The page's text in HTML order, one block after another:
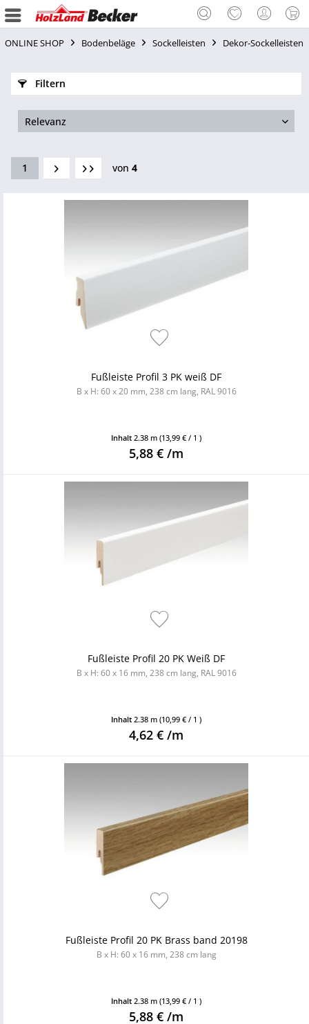
ONLINE SHOP Bodenbeläge Sockelleisten Dekor-Sockelleisten
Filtern
1 von 4
Fußleiste Profil 3 PK weiß DF
B x H: 60 x 20 mm, 238 cm lang, RAL 9016
Inhalt 2.38 m (13,99 € / 1 )
5,88 € /m
Fußleiste Profil 20 PK Weiß DF
B x H: 60 x 16 mm, 238 cm lang, RAL 9016
Inhalt 2.38 m (10,99 € / 1 )
4,62 € /m
Fußleiste Profil 20 PK Brass band 20198
B x H: 60 x 16 mm, 238 cm lang
Inhalt 2.38 m (13,99 € / 1 )
5,88 € /m